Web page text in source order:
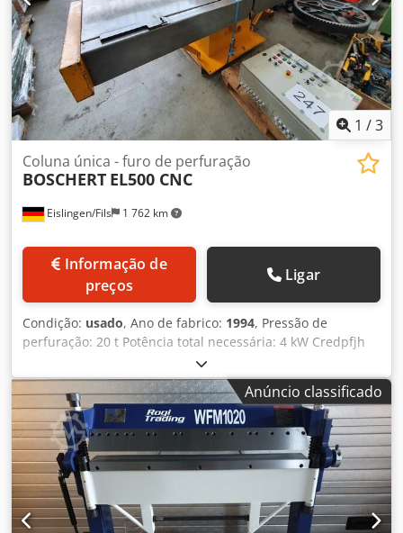
1 /3
Eislingen/Fils 1 762 km
Coluna única - furo de perfuração
BOSCHERT EL500 CNC
preços
Ligar
Condição: usado, Ano de fabrico: 1994, Pressão de
perfuração: 20 t Potência total necessária: 4 kW Credpfjh
Ra Rnsx Aptsf Peso da máquina aprox.: 2,8 t Espaço
necessário aprox.: 3,2 x 1,4 x 1,45 m Diâmetro de
perfuração: máx. 105 mm Espessura da chapa - máx.: 6
mm Comprimento do curso - máx.: 25 mm Tensão: 380 V
Frequência: 50 Hz Carga ligada: 4 kVA Diâmetro de
perfuração: 105 mm máx. Unidade de entrada: 0,01 mm
Anúncio classificado